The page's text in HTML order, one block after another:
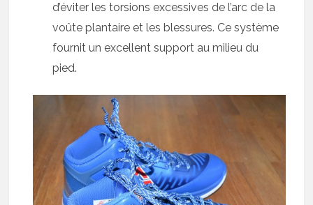
d’éviter les torsions excessives de l’arc de la
voûte plantaire et les blessures. Ce système
fournit un excellent support au milieu du
pied.